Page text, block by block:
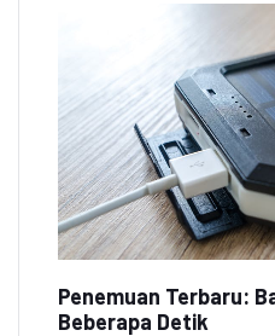
Penemuan Terbaru:
Beberapa Detik